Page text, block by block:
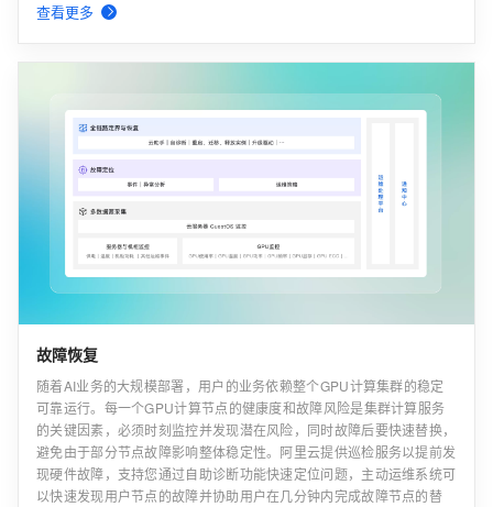
查看更多
故障恢复
随着AI业务的大规模部署，用户的业务依赖整个GPU计算集群的稳定
可靠运行。每一个GPU计算节点的健康度和故障风险是集群计算服务
的关键因素，必须时刻监控并发现潜在风险，同时故障后要快速替换，
避免由于部分节点故障影响整体稳定性。阿里云提供巡检服务以提前发
现硬件故障，支持您通过自助诊断功能快速定位问题，主动运维系统可
以快速发现用户节点的故障并协助用户在几分钟内完成故障节点的替